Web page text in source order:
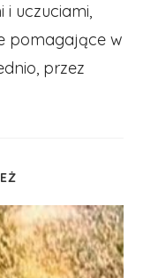
uczuciami,
pomagające w
przez